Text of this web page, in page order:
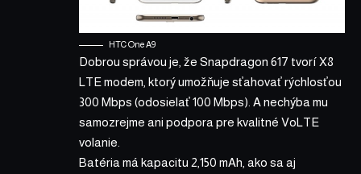
HTC One A9
Dobrou správou je, že Snapdragon 617 tvorí X8
LTE modem, ktorý umožňuje sťahovať rýchlosťou
300 Mbps (odosielať 100 Mbps). A nechýba mu
samozrejme ani podpora pre kvalitné VoLTE
volanie.
Batéria má kapacitu 2,150 mAh, ako sa aj